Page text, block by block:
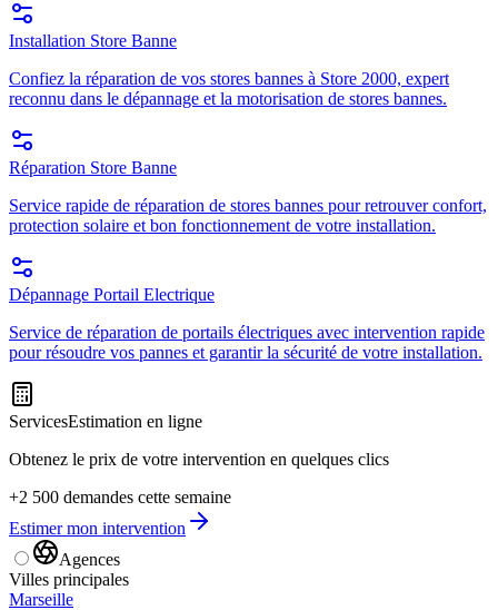
Installation Store Banne
Confiez la réparation de vos stores bannes à Store 2000, expert
reconnu dans le dépannage et la motorisation de stores bannes.
Réparation Store Banne
Service rapide de réparation de stores bannes pour retrouver confort,
protection solaire et bon fonctionnement de votre installation.
Dépannage Portail Electrique
Service de réparation de portails électriques avec intervention rapide
pour résoudre vos pannes et garantir la sécurité de votre installation.
ServicesEstimation en ligne
Obtenez le prix de votre intervention en quelques clics
+2 500 demandes cette semaine
Estimer mon intervention
Agences
Villes principales
Marseille